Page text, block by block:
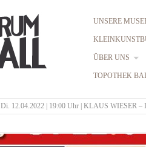
UNSERE
ÜBER UNS
TOPOTHEK
Di. 12.04.2022 | 19:00 Uhr | KLAUS WIESER –